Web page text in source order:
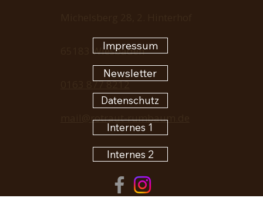
65183 Wiesbaden
0163 877 8212
mail@rotraut-rumbaum.de
Impressum
Newsletter
Datenschutz
Internes 1
Internes 2